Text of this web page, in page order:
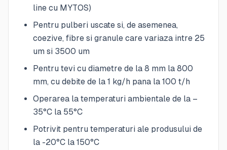
line cu MYTOS)
Pentru pulberi uscate si, de asemenea,
coezive, fibre si granule care variaza intre 25
um si 3500 um
Pentru tevi cu diametre de la 8 mm la 800
mm, cu debite de la 1 kg/h pana la 100 t/h
Operarea la temperaturi ambientale de la –
35°C la 55°C
Potrivit pentru temperaturi ale produsului de
la -20°C la 150°C